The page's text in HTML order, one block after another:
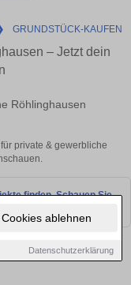
ablehnen
Datenschutzerklärung
GRUNDSTÜCK-KAUFEN
– Jetzt dein
Röhlinghausen
private & gewerbliche
finden. Schauen Sie